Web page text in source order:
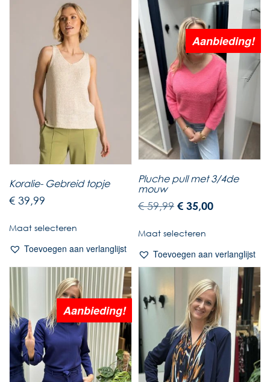
Koralie- Gebreid topje
€ 39,99
Maat selecteren
Toevoegen aan verlanglijst
Aanbieding!
Pluche pull met 3/4de
mouw
€59,99 € 35,00
Maat selecteren
Toevoegen aan verlanglijst
Aanbieding!